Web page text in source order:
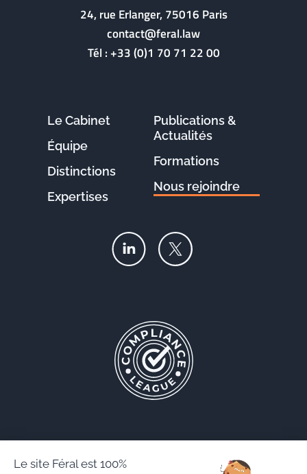
24, rue Erlanger, 75016 Paris
contact@feral.law
Tél :+33 (0)1 70 71 22 00
Le Cabinet
Équipe
Distinctions
Expertises
Publications &
Actualités
Formations
Nous rejoindre
Le site Féral est 100%